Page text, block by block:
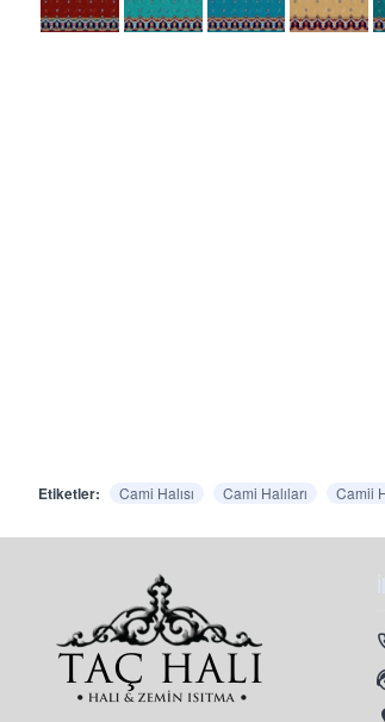
Etiketler: Cami Halısı Cami Halıları Camii